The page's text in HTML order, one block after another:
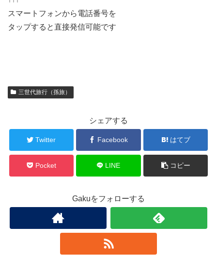
スマートフォンから電話番号を
タップすると直接発信可能です
三世代旅行（孫旅）
シェアする
Twitter Facebook はてブ
Pocket LINE コピー
Gakuをフォローする